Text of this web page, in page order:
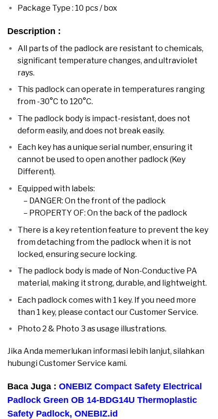
Package Type : 10 pcs / box
Description :
All parts of the padlock are resistant to chemicals,
significant temperature changes, and ultraviolet
rays.
This padlock can operate in temperatures ranging
from -30°C to 120°C.
The padlock body is impact-resistant, does not
deform easily, and does not break easily.
Each key has a unique serial number, ensuring it
cannot be used to open another padlock (Key
Different).
Equipped with labels:
– DANGER: On the front of the padlock
– PROPERTY OF: On the back of the padlock
There is a key retention feature to prevent the key
from detaching from the padlock when it is not
locked, ensuring secure locking.
The padlock body is made of Non-Conductive PA
material, making it strong, durable, and lightweight.
Each padlock comes with 1 key. If you need more
than 1 key, please contact our Customer Service.
Photo 2 & Photo 3 as usage illustrations.
Jika Anda memerlukan informasi lebih lanjut, silahkan
hubungi Customer Service kami.
Baca Juga : ONEBIZ Compact Safety Electrical
Padlock Green OB 14-BDG14U Thermoplastic
Safety Padlock, ONEBIZ.id